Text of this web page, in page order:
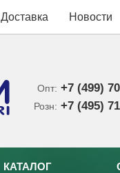
Доставка Новости
Опт: +7 (499)
Розн: +7 (495)
КАТАЛОГ